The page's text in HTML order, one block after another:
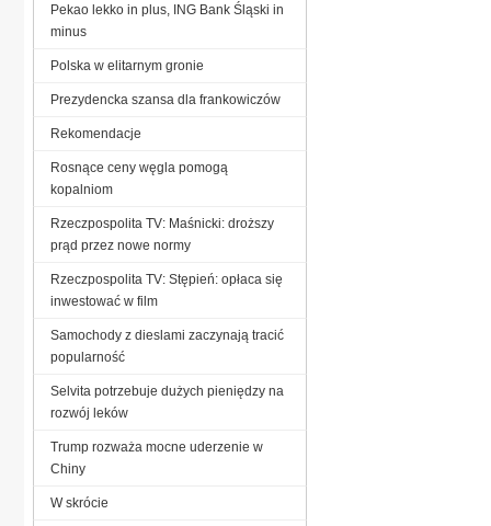
Pekao lekko in plus, ING Bank Śląski in
minus
Polska w elitarnym gronie
Prezydencka szansa dla frankowiczów
Rekomendacje
Rosnące ceny węgla pomogą
kopalniom
Rzeczpospolita TV: Maśnicki: droższy
prąd przez nowe normy
Rzeczpospolita TV: Stępień: opłaca się
inwestować w film
Samochody z dieslami zaczynają tracić
popularność
Selvita potrzebuje dużych pieniędzy na
rozwój leków
Trump rozważa mocne uderzenie w
Chiny
W skrócie